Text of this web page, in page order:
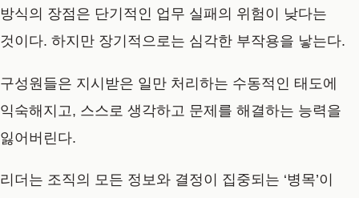
방식의 장점은 단기적인 업무 실패의 위험이 낮다는
것이다. 하지만 장기적으로는 심각한 부작용을 낳는다.
구성원들은 지시받은 일만 처리하는 수동적인 태도에
익숙해지고, 스스로 생각하고 문제를 해결하는 능력을
잃어버린다.
리더는 조직의 모든 정보와 결정이 집중되는 ‘병목’이